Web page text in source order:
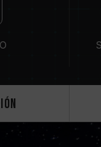
Antes de
QVL
o modelos.
El estado del
la placa
La frecuencia
BIOS y de la